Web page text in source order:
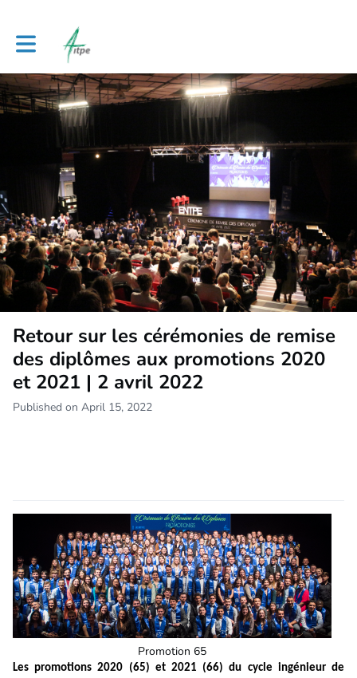
Toggle main navigation
Retour sur les cérémonies de remise
des diplômes aux promotions 2020
et 2021 | 2 avril 2022
Published on April 15, 2022
Promotion 65
Les promotions 2020 (65) et 2021 (66) du cycle ingénieur de